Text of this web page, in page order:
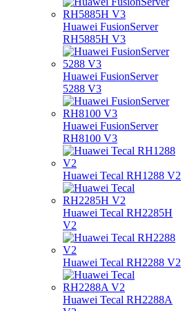
Huawei FusionServer
RH5885H V3
Huawei FusionServer
5288 V3
Huawei FusionServer
RH8100 V3
Huawei Tecal RH1288 V2
Huawei Tecal RH2285H
V2
Huawei Tecal RH2288 V2
Huawei Tecal RH2288A